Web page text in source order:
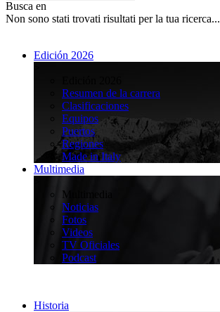
Busca en
Non sono stati trovati risultati per la tua ricerca...
Edición 2026
Resumen de la carrera
Clasificaciones
Equipos
Puertos
Regiones
Made in Italy
Multimedia
Multimedia
Noticias
Fotos
Videos
TV Oficiales
Podcast
Historia